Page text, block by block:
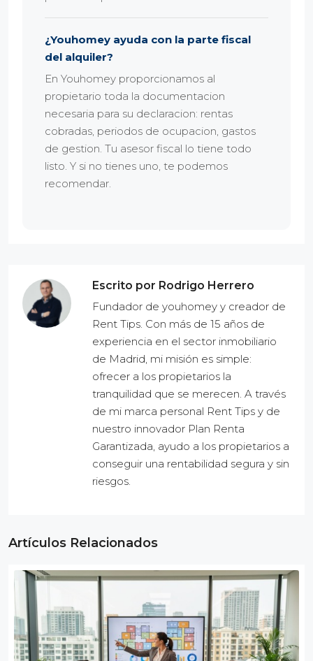
¿Youhomey ayuda con la parte fiscal
del alquiler?
En Youhomey proporcionamos al
propietario toda la documentacion
necesaria para su declaracion: rentas
cobradas, periodos de ocupacion, gastos
de gestion. Tu asesor fiscal lo tiene todo
listo. Y si no tienes uno, te podemos
recomendar.
Escrito por Rodrigo Herrero
Fundador de youhomey y creador de
Rent Tips. Con más de 15 años de
experiencia en el sector inmobiliario
de Madrid, mi misión es simple:
ofrecer a los propietarios la
tranquilidad que se merecen. A través
de mi marca personal Rent Tips y de
nuestro innovador Plan Renta
Garantizada, ayudo a los propietarios a
conseguir una rentabilidad segura y sin
riesgos.
Artículos Relacionados